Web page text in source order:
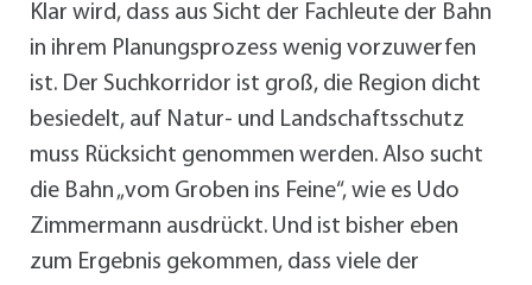
Klar wird, dass aus Sicht der Fachleute der Bahn
in ihrem Planungsprozess wenig vorzuwerfen
ist. Der Suchkorridor ist groß, die Region dicht
besiedelt, auf Natur- und Landschaftsschutz
muss Rücksicht genommen werden. Also sucht
die Bahn „vom Groben ins Feine“, wie es Udo
Zimmermann ausdrückt. Und ist bisher eben
zum Ergebnis gekommen, dass viele der